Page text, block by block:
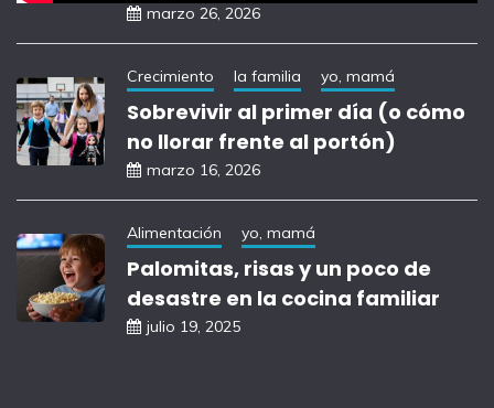
marzo 26, 2026
Crecimiento la familia yo, mamá
Sobrevivir al primer día (o cómo
no llorar frente al portón)
marzo 16, 2026
Alimentación yo, mamá
Palomitas, risas y un poco de
desastre en la cocina familiar
julio 19, 2025